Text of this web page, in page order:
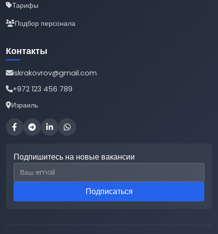
Тарифы
Подбор персонала
Контакты
iskrakovrov@gmail.com
+972 123 456 789
Израиль
Подпишитесь на новые вакансии
Email для подписки
Подписаться